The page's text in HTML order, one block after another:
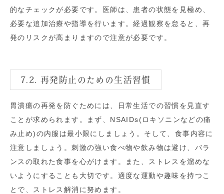
的なチェックが必要です。医師は、患者の状態を見極め、
必要な追加治療や指導を行います。経過観察を怠ると、再
発のリスクが高まりますので注意が必要です。
7.2. 再発防止のための生活習慣
胃潰瘍の再発を防ぐためには、日常生活での習慣を見直す
ことが求められます。まず、NSAIDs(ロキソニンなどの痛
み止め)の内服は最小限にしましょう。そして、食事内容に
注意しましょう。刺激の強い食べ物や飲み物は避け、バラ
ンスの取れた食事を心がけます。また、ストレスを溜めな
いようにすることも大切です。適度な運動や趣味を持つこ
とで、ストレス解消に努めます。